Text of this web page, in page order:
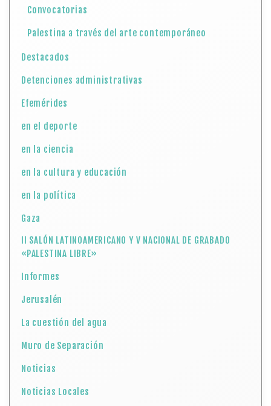
Convocatorias
Palestina a través del arte contemporáneo
Destacados
Detenciones administrativas
Efemérides
en el deporte
en la ciencia
en la cultura y educación
en la política
Gaza
II SALÓN LATINOAMERICANO Y V NACIONAL DE GRABADO
«PALESTINA LIBRE»
Informes
Jerusalén
La cuestión del agua
Muro de Separación
Noticias
Noticias Locales